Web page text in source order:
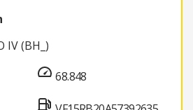
IV (BH_)
68.848